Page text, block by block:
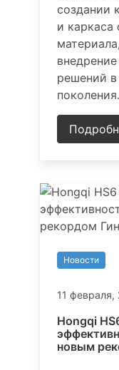
создании
и каркаса
решений в
поколения.
Новости
11 февраля,
Hongqi
новым